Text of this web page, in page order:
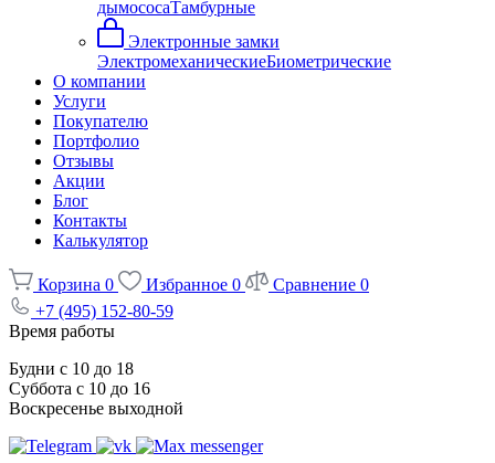
дымососаТамбурные
Электронные замки
ЭлектромеханическиеБиометрические
О компании
Услуги
Покупателю
Портфолио
Отзывы
Акции
Блог
Контакты
Калькулятор
Корзина 0 Избранное 0 Сравнение 0
+7 (495) 152-80-59
Время работы
Будни с 10 до 18
Суббота с 10 до 16
Воскресенье выходной